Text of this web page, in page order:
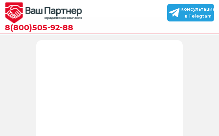
Консультация
в Telegtam
8(800)505-92-88